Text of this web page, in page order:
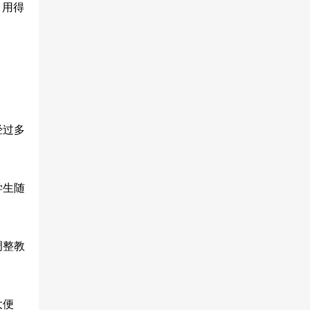
用得
多
生随
教
便